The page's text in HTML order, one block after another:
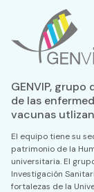
GENVIP,
de las
vacunas
El equipo tiene su
patrimonio de la
universitaria. El
Investigación
fortalezas de la